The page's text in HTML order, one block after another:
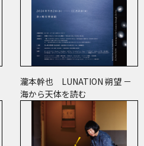
瀧本幹也 LUNATION 朔望 －
海から天体を読む